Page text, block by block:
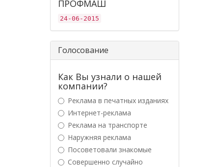
ПРОФМАШ
24-06-2015
Голосование
Как Вы узнали о нашей
компании?
Реклама в печатных изданиях
Интернет-реклама
Реклама на транспорте
Наружняя реклама
Посоветовали знакомые
Совершенно случайно